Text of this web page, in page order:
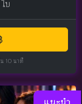
บ
10 นาที